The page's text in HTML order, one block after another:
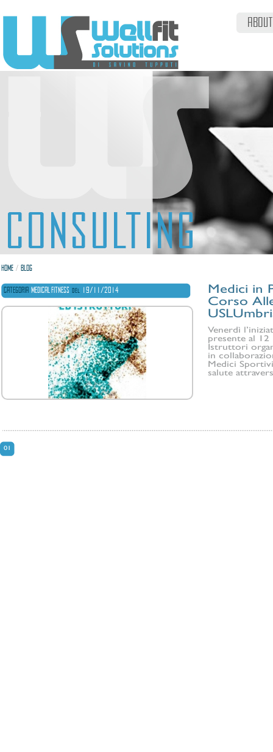
ABOUT
HOME / BLOG
CATEGORIA MEDICAL FITNESS del 19/11/2014
Medici in
Corso
Venerdì
presente al
Istruttori
in
Medici
salute
01